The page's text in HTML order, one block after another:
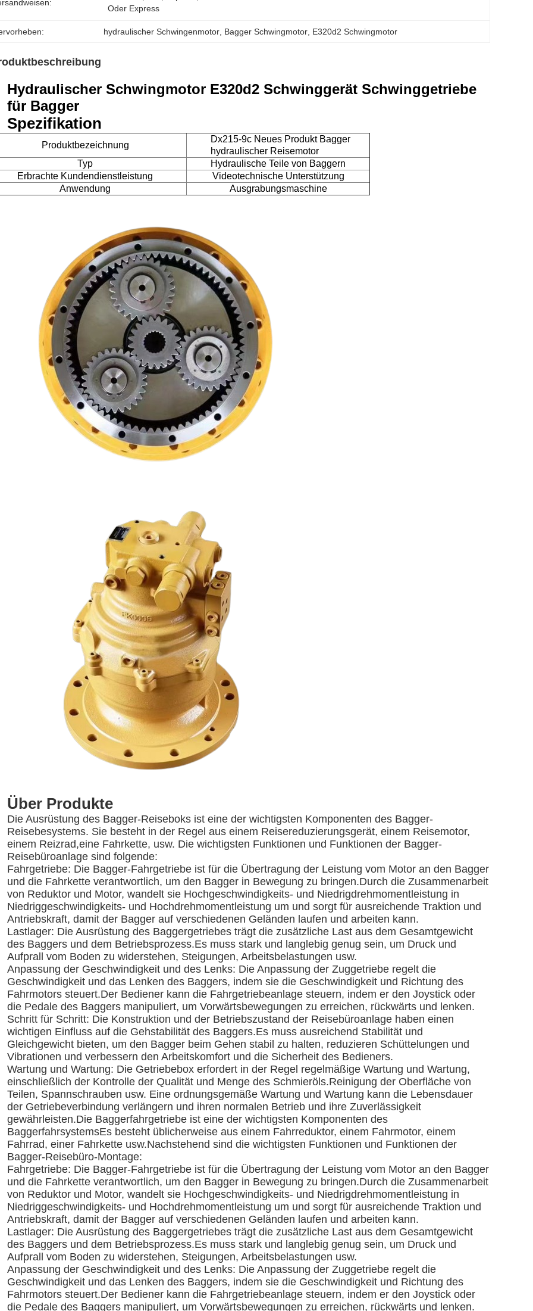
Oder Express
hydraulischer Schwingenmotor Bagger Schwingmotor E320d2 Schwingmotor
Hydraulischer Schwingmotor E320d2 Schwinggerät Schwinggetriebe
für Bagger
Spezifikation
Produktbezeichnung
Dx215-9c Neues Produkt Bagger
hydraulischer Reisemotor
Typ
Hydraulische Teile von Baggern
Erbrachte Kundendienstleistung
Videotechnische Unterstützung
Anwendung
Ausgrabungsmaschine
Über Produkte
Die Ausrüstung des Bagger-Reiseboks ist eine der wichtigsten Komponenten des Bagger-
Reisebesystems. Sie besteht in der Regel aus einem Reisereduzierungsgerät, einem Reisemotor,
einem Reizrad,eine Fahrkette, usw. Die wichtigsten Funktionen und Funktionen der Bagger-
Reisebüroanlage sind folgende:
Fahrgetriebe: Die Bagger-Fahrgetriebe ist für die Übertragung der Leistung vom Motor an den Bagger
und die Fahrkette verantwortlich, um den Bagger in Bewegung zu bringen.Durch die Zusammenarbeit
von Reduktor und Motor, wandelt sie Hochgeschwindigkeits- und Niedrigdrehmomentleistung in
Niedriggeschwindigkeits- und Hochdrehmomentleistung um und sorgt für ausreichende Traktion und
Antriebskraft, damit der Bagger auf verschiedenen Geländen laufen und arbeiten kann.
Lastlager: Die Ausrüstung des Baggergetriebes trägt die zusätzliche Last aus dem Gesamtgewicht
des Baggers und dem Betriebsprozess.Es muss stark und langlebig genug sein, um Druck und
Aufprall vom Boden zu widerstehen, Steigungen, Arbeitsbelastungen usw.
Anpassung der Geschwindigkeit und des Lenks: Die Anpassung der Zuggetriebe regelt die
Geschwindigkeit und das Lenken des Baggers, indem sie die Geschwindigkeit und Richtung des
Fahrmotors steuert.Der Bediener kann die Fahrgetriebeanlage steuern, indem er den Joystick oder
die Pedale des Baggers manipuliert, um Vorwärtsbewegungen zu erreichen, rückwärts und lenken.
Schritt für Schritt: Die Konstruktion und der Betriebszustand der Reisebüroanlage haben einen
wichtigen Einfluss auf die Gehstabilität des Baggers.Es muss ausreichend Stabilität und
Gleichgewicht bieten, um den Bagger beim Gehen stabil zu halten, reduzieren Schüttelungen und
Vibrationen und verbessern den Arbeitskomfort und die Sicherheit des Bedieners.
Wartung und Wartung: Die Getriebebox erfordert in der Regel regelmäßige Wartung und Wartung,
einschließlich der Kontrolle der Qualität und Menge des Schmieröls.Reinigung der Oberfläche von
Teilen, Spannschrauben usw. Eine ordnungsgemäße Wartung und Wartung kann die Lebensdauer
der Getriebeverbindung verlängern und ihren normalen Betrieb und ihre Zuverlässigkeit
gewährleisten.Die Baggerfahrgetriebe ist eine der wichtigsten Komponenten des
BaggerfahrsystemsEs besteht üblicherweise aus einem Fahrreduktor, einem Fahrmotor, einem
Fahrrad, einer Fahrkette usw.Nachstehend sind die wichtigsten Funktionen und Funktionen der
Bagger-Reisebüro-Montage:
Fahrgetriebe: Die Bagger-Fahrgetriebe ist für die Übertragung der Leistung vom Motor an den Bagger
und die Fahrkette verantwortlich, um den Bagger in Bewegung zu bringen.Durch die Zusammenarbeit
von Reduktor und Motor, wandelt sie Hochgeschwindigkeits- und Niedrigdrehmomentleistung in
Niedriggeschwindigkeits- und Hochdrehmomentleistung um und sorgt für ausreichende Traktion und
Antriebskraft, damit der Bagger auf verschiedenen Geländen laufen und arbeiten kann.
Lastlager: Die Ausrüstung des Baggergetriebes trägt die zusätzliche Last aus dem Gesamtgewicht
des Baggers und dem Betriebsprozess.Es muss stark und langlebig genug sein, um Druck und
Aufprall vom Boden zu widerstehen, Steigungen, Arbeitsbelastungen usw.
Anpassung der Geschwindigkeit und des Lenks: Die Anpassung der Zuggetriebe regelt die
Geschwindigkeit und das Lenken des Baggers, indem sie die Geschwindigkeit und Richtung des
Fahrmotors steuert.Der Bediener kann die Fahrgetriebeanlage steuern, indem er den Joystick oder
die Pedale des Baggers manipuliert, um Vorwärtsbewegungen zu erreichen, rückwärts und lenken.